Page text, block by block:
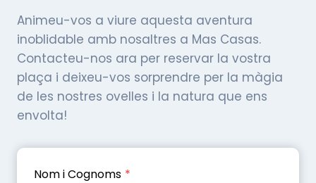
Animeu-vos a viure aquesta aventura
inoblidable amb nosaltres a Mas Casas.
Contacteu-nos ara per reservar la vostra
plaça i deixeu-vos sorprendre per la màgia
de les nostres ovelles i la natura que ens
envolta!
Nom i Cognoms *